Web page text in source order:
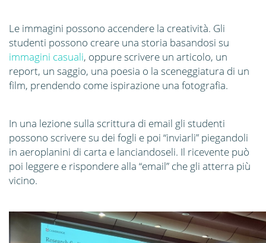
Le immagini possono accendere la creatività. Gli
studenti possono creare una storia basandosi su
immagini casuali, oppure scrivere un articolo, un
report, un saggio, una poesia o la sceneggiatura di un
film, prendendo come ispirazione una fotografia.
In una lezione sulla scrittura di email gli studenti
possono scrivere su dei fogli e poi “inviarli” piegandoli
in aeroplanini di carta e lanciandoseli. Il ricevente può
poi leggere e rispondere alla “email” che gli atterra più
vicino.